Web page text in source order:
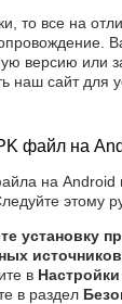
то все на
версию или
наш сайт для
файл на
на Android
этому
установку
источников
в Настройки
в раздел